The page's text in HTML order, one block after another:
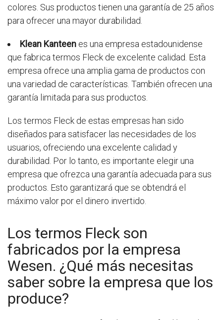
colores. Sus productos tienen una garantía de 25 años
para ofrecer una mayor durabilidad.
Klean Kanteen es una empresa estadounidense
que fabrica termos Fleck de excelente calidad. Esta
empresa ofrece una amplia gama de productos con
una variedad de características. También ofrecen una
garantía limitada para sus productos.
Los termos Fleck de estas empresas han sido
diseñados para satisfacer las necesidades de los
usuarios, ofreciendo una excelente calidad y
durabilidad. Por lo tanto, es importante elegir una
empresa que ofrezca una garantía adecuada para sus
productos. Esto garantizará que se obtendrá el
máximo valor por el dinero invertido.
Los termos Fleck son
fabricados por la empresa
Wesen. ¿Qué más necesitas
saber sobre la empresa que los
produce?